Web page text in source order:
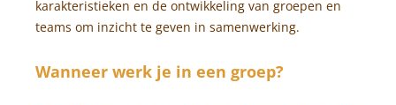
karakteristieken en de ontwikkeling van groepen en
teams om inzicht te geven in samenwerking.
Wanneer werk je in een groep?